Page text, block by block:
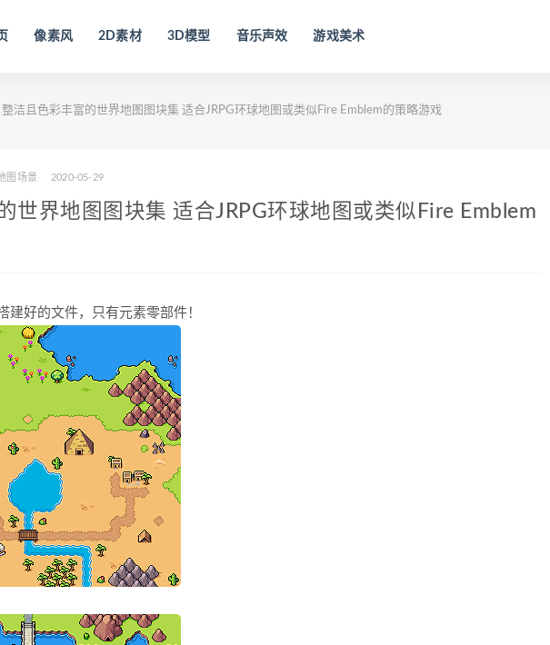
像素风 2D素材 3D模型 音乐声效 游戏美术
整洁且色彩丰富的世界地图图块集 适合JRPG环球地图或类似Fire Emblem的策略游戏
图场景 2020-05-29
世界地图图块集 适合JRPG环球地图或类似Fire Emblem
建好的文件，只有元素零部件！